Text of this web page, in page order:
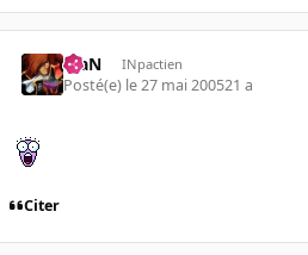
KiaN INpactien
Posté(e) le 27 mai 200521 a
Citer